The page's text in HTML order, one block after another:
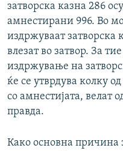
затворска казна 286
амнестирани 996. Во
издржуваат затворска
влезат во затвор. За
издржување на
ќе се утврдува колку
со амнестијата, велат
правда.
Како основна причина